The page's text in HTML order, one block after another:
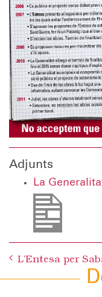
Adjunts
La
navigation